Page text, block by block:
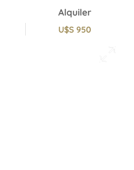
Alquiler
U$S 950